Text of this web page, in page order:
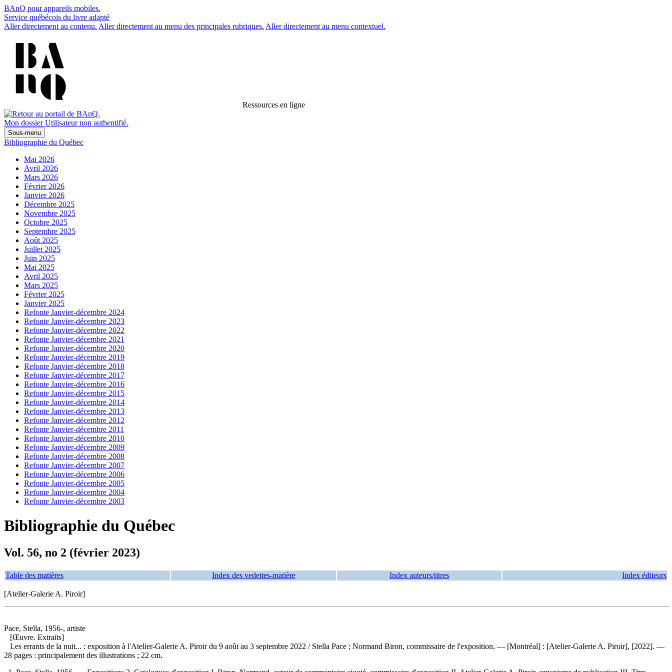
BAnQ pour appareils mobiles.
Service québécois du livre adapté
Aller directement au contenu. Aller directement au menu des principales rubriques. Aller directement au menu contextuel.
Ressources en ligne
Mon dossier Utilisateur non authentifié.
Sous-menu
Bibliographie du Québec
Mai 2026
Avril 2026
Mars 2026
Février 2026
Janvier 2026
Décembre 2025
Novembre 2025
Octobre 2025
Septembre 2025
Août 2025
Juillet 2025
Juin 2025
Mai 2025
Avril 2025
Mars 2025
Février 2025
Janvier 2025
Refonte Janvier-décembre 2024
Refonte Janvier-décembre 2023
Refonte Janvier-décembre 2022
Refonte Janvier-décembre 2021
Refonte Janvier-décembre 2020
Refonte Janvier-décembre 2019
Refonte Janvier-décembre 2018
Refonte Janvier-décembre 2017
Refonte Janvier-décembre 2016
Refonte Janvier-décembre 2015
Refonte Janvier-décembre 2014
Refonte Janvier-décembre 2013
Refonte Janvier-décembre 2012
Refonte Janvier-décembre 2011
Refonte Janvier-décembre 2010
Refonte Janvier-décembre 2009
Refonte Janvier-décembre 2008
Refonte Janvier-décembre 2007
Refonte Janvier-décembre 2006
Refonte Janvier-décembre 2005
Refonte Janvier-décembre 2004
Refonte Janvier-décembre 2003
Bibliographie du Québec
Vol. 56, no 2 (février 2023)
Table des matières Index des vedettes-matière Index auteurs/titres Index éditeurs
[Atelier-Galerie A. Piroir]
Pace, Stella, 1956-, artiste
[Œuvre. Extraits]
Les errants de la nuit... : exposition à l'Atelier-Galerie A. Piroir du 9 août au 3 septembre 2022 / Stella Pace ; Normand Biron, commissaire de l'exposition. — [Montréal] : [Atelier-Galerie A. Piroir], [2022]. —
28 pages : principalement des illustrations ; 22 cm.